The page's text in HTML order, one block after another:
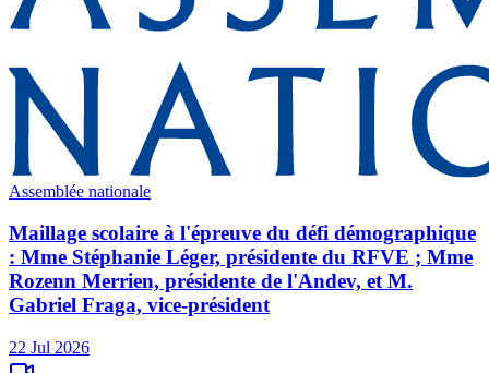
Assemblée nationale
Maillage scolaire à l'épreuve du défi démographique
: Mme Stéphanie Léger, présidente du RFVE ; Mme
Rozenn Merrien, présidente de l'Andev, et M.
Gabriel Fraga, vice-président
22 Jul 2026